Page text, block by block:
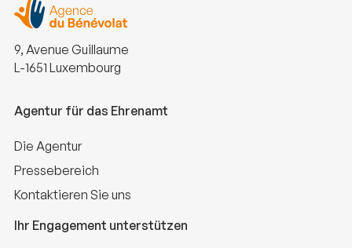
9, Avenue Guillaume
L-1651 Luxembourg
Agentur für das Ehrenamt
Die Agentur
Pressebereich
Kontaktieren Sie uns
Ihr Engagement unterstützen